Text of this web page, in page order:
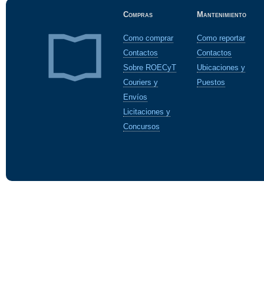
Compras
Como comprar
Contactos
Sobre ROECyT
Couriers y
Envíos
Licitaciones y
Concursos
Mantenimiento
Como reportar
Contactos
Ubicaciones y
Puestos